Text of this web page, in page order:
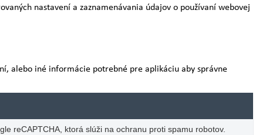
nastavení a zaznamenávania údajov o používaní webovej
alebo iné informácie potrebné pre aplikáciu aby správne
reCAPTCHA, ktorá slúži na ochranu proti spamu robotov.